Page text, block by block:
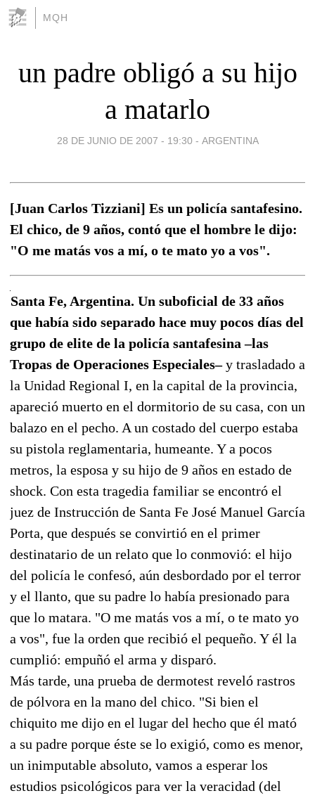
MQH
un padre obligó a su hijo
a matarlo
28 DE JUNIO DE 2007 - 19:30 - ARGENTINA
[Juan Carlos Tizziani] Es un policía santafesino.
El chico, de 9 años, contó que el hombre le dijo:
"O me matás vos a mí, o te mato yo a vos".
Santa Fe, Argentina. Un suboficial de 33 años
que había sido separado hace muy pocos días del
grupo de elite de la policía santafesina –las
Tropas de Operaciones Especiales–y trasladado a
la Unidad Regional I, en la capital de la provincia,
apareció muerto en el dormitorio de su casa, con un
balazo en el pecho. A un costado del cuerpo estaba
su pistola reglamentaria, humeante. Y a pocos
metros, la esposa y su hijo de 9 años en estado de
shock. Con esta tragedia familiar se encontró el
juez de Instrucción de Santa Fe José Manuel García
Porta, que después se convirtió en el primer
destinatario de un relato que lo conmovió: el hijo
del policía le confesó, aún desbordado por el terror
y el llanto, que su padre lo había presionado para
que lo matara. "O me matás vos a mí, o te mato yo
a vos", fue la orden que recibió el pequeño. Y él la
cumplió: empuñó el arma y disparó.
Más tarde, una prueba de dermotest reveló rastros
de pólvora en la mano del chico. "Si bien el
chiquito me dijo en el lugar del hecho que él mató
a su padre porque éste se lo exigió, como es menor,
un inimputable absoluto, vamos a esperar los
estudios psicológicos para ver la veracidad (del